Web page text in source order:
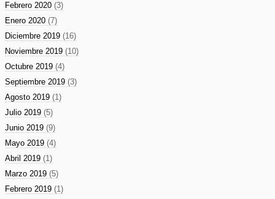
Febrero 2020 (3)
Enero 2020 (7)
Diciembre 2019 (16)
Noviembre 2019 (10)
Octubre 2019 (4)
Septiembre 2019 (3)
Agosto 2019 (1)
Julio 2019 (5)
Junio 2019 (9)
Mayo 2019 (4)
Abril 2019 (1)
Marzo 2019 (5)
Febrero 2019 (1)